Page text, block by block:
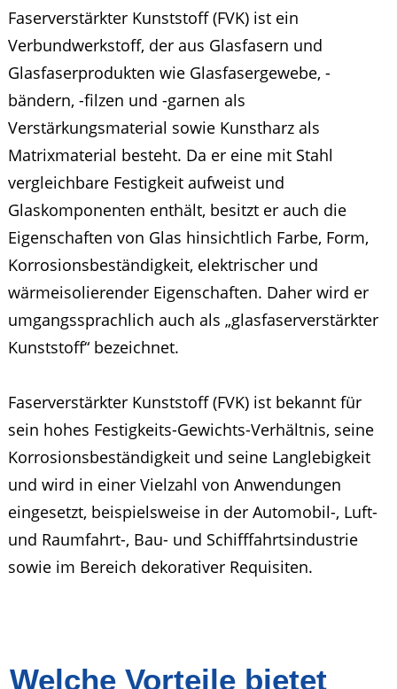
Faserverstärkter Kunststoff (FVK) ist ein
Verbundwerkstoff, der aus Glasfasern und
Glasfaserprodukten wie Glasfasergewebe, -
bändern, -filzen und -garnen als
Verstärkungsmaterial sowie Kunstharz als
Matrixmaterial besteht. Da er eine mit Stahl
vergleichbare Festigkeit aufweist und
Glaskomponenten enthält, besitzt er auch die
Eigenschaften von Glas hinsichtlich Farbe, Form,
Korrosionsbeständigkeit, elektrischer und
wärmeisolierender Eigenschaften. Daher wird er
umgangssprachlich auch als „glasfaserverstärkter
Kunststoff“ bezeichnet.
Faserverstärkter Kunststoff (FVK) ist bekannt für
sein hohes Festigkeits-Gewichts-Verhältnis, seine
Korrosionsbeständigkeit und seine Langlebigkeit
und wird in einer Vielzahl von Anwendungen
eingesetzt, beispielsweise in der Automobil-, Luft-
und Raumfahrt-, Bau- und Schifffahrtsindustrie
sowie im Bereich dekorativer Requisiten.
Welche Vorteile bietet